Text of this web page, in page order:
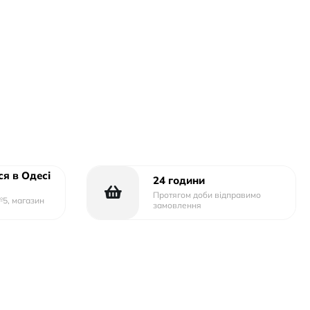
в Одесі
магазин
24 години
Протягом доби відправимо
замовлення